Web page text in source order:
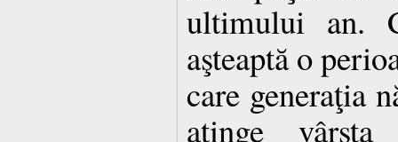
ultimului an.
aşteaptă o
care generaţia
atinge